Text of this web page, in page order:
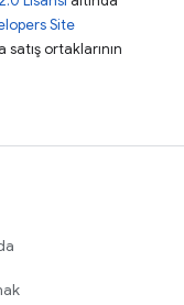
Site
ortaklarının